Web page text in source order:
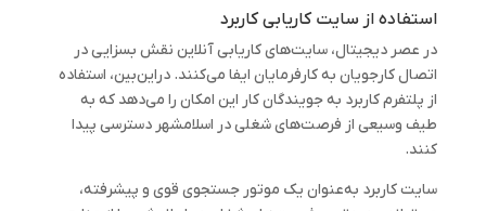
استفاده از سایت‌ کاریابی کاربرد
در عصر دیجیتال، سایت‌های کاریابی آنلاین نقش بسزایی در
اتصال کارجویان به کارفرمایان ایفا می‌کنند. دراین‌بین، استفاده
از پلتفرم‌ کاربرد به جویندگان کار این امکان را می‌دهد که به
طیف وسیعی از فرصت‌های شغلی در اسلامشهر دسترسی پیدا
کنند.
سایت کاربرد به‌عنوان یک موتور جستجوی قوی و پیشرفته،